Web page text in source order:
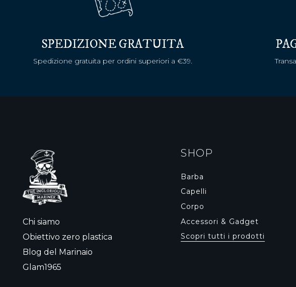
SPEDIZIONE GRATUITA
Spedizione gratuita per ordini superiori a €39.
Chi siamo
Obiettivo zero plastica
Blog del Marinaio
Glam1965
SHOP
Barba
Capelli
Corpo
Accessori & Gadget
Scopri tutti i prodotti